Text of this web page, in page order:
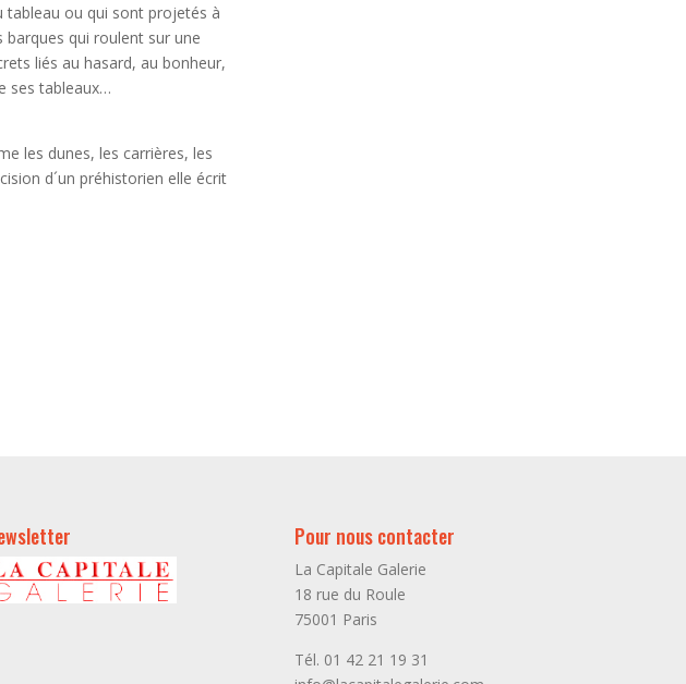
tableau ou qui sont projetés à
qui roulent sur une
liés au hasard, au bonheur,
ses tableaux…
les dunes, les carrières, les
d´un préhistorien elle écrit
Pour nous contacter
La Capitale Galerie
18 rue du Roule
75001 Paris
Tél. 01 42 21 19 31